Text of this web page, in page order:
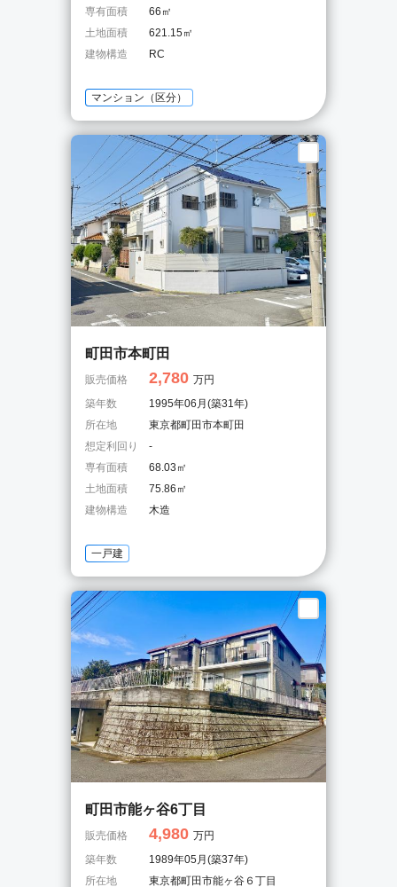
専有面積
66㎡
土地面積
621.15㎡
建物構造
RC
マンション（区分）
町田市本町田
販売価格 2,780 万円
築年数
1995年06月(築31年)
所在地
東京都町田市本町田
想定利回り
-
専有面積
68.03㎡
土地面積
75.86㎡
建物構造
木造
一戸建
町田市能ヶ谷6丁目
販売価格 4,980 万円
築年数
1989年05月(築37年)
所在地
東京都町田市能ヶ谷６丁目